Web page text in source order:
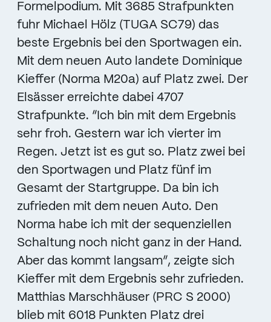
Formelpodium. Mit 3685 Strafpunkten
fuhr Michael Hölz (TUGA SC79) das
beste Ergebnis bei den Sportwagen ein.
Mit dem neuen Auto landete Dominique
Kieffer (Norma M20a) auf Platz zwei. Der
Elsässer erreichte dabei 4707
Strafpunkte. “Ich bin mit dem Ergebnis
sehr froh. Gestern war ich vierter im
Regen. Jetzt ist es gut so. Platz zwei bei
den Sportwagen und Platz fünf im
Gesamt der Startgruppe. Da bin ich
zufrieden mit dem neuen Auto. Den
Norma habe ich mit der sequenziellen
Schaltung noch nicht ganz in der Hand.
Aber das kommt langsam”, zeigte sich
Kieffer mit dem Ergebnis sehr zufrieden.
Matthias Marschhäuser (PRC S 2000)
blieb mit 6018 Punkten Platz drei